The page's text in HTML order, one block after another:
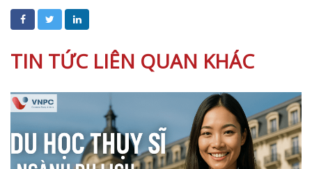
TIN TỨC LIÊN QUAN KHÁC